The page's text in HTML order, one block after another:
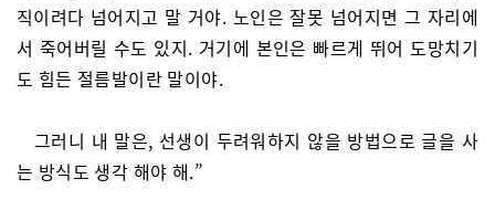
직이려다 넘어지고 말 거야. 노인은 잘못 넘어지면 그 자리에
서 죽어버릴 수도 있지. 거기에 본인은 빠르게 뛰어 도망치기
도 힘든 절름발이란 말이야.
그러니 내 말은, 선생이 두려워하지 않을 방법으로 글을 사
는 방식도 생각 해야 해.”